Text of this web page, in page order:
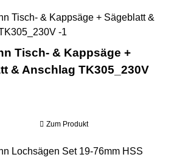
Tisch- & Kappsäge +
& Anschlag TK305_230V
Zum Produkt